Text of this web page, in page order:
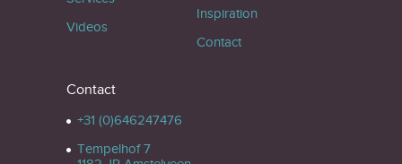
Videos
Inspiration
Contact
Contact
+31 (0)646247476
Tempelhof 7